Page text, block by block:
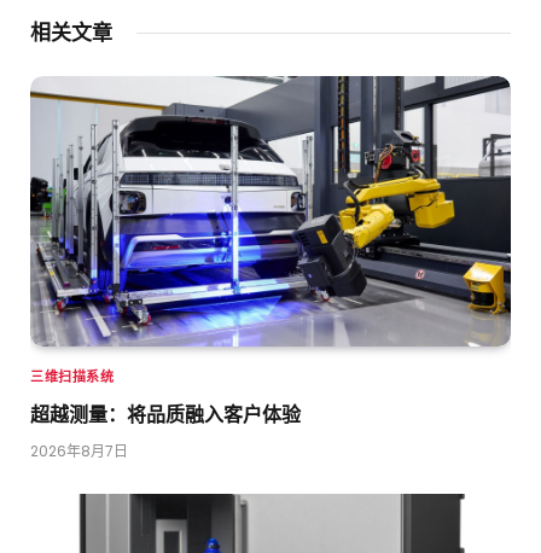
相关文章
三维扫描系统
超越测量：将品质融入客户体验
2026年8月7日